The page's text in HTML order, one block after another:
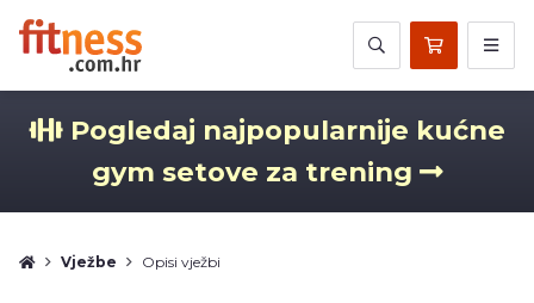
Pogledaj najpopularnije kućne
gym setove za trening
Vježbe Opisi vježbi